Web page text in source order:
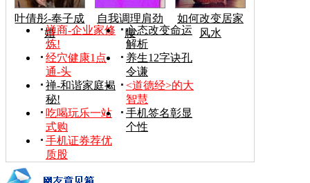
叶倩彤-奉子成
婚
自我调理肩劲
腰
如何改变居家
风水
禅商-企业家修
炼!
心态改变命运
解析
经穴健康1点
通-头
养生12字诀孔
令谦
禅-和谐家庭揭
秘!
<道德经>的大
智慧
吃喝玩乐一站
式购
手机签名彰显
个性
手机证券荐优
质股